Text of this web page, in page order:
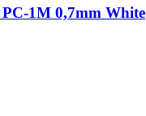
PC-1M 0,7mm White